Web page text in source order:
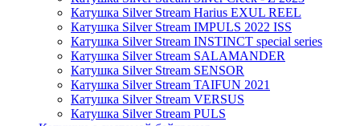
Катушка Silver Stream Harius EXUL REEL
Катушка Silver Stream IMPULS 2022 ISS
Катушка Silver Stream INSTINCT special series
Катушка Silver Stream SALAMANDER
Катушка Silver Stream SENSOR
Катушка Silver Stream TAIFUN 2021
Катушка Silver Stream VERSUS
Катушка Silver Stream PULS